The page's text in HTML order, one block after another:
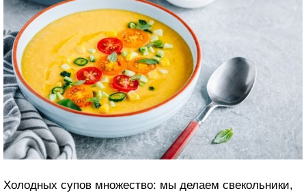
Холодных супов множество: мы делаем свекольники,